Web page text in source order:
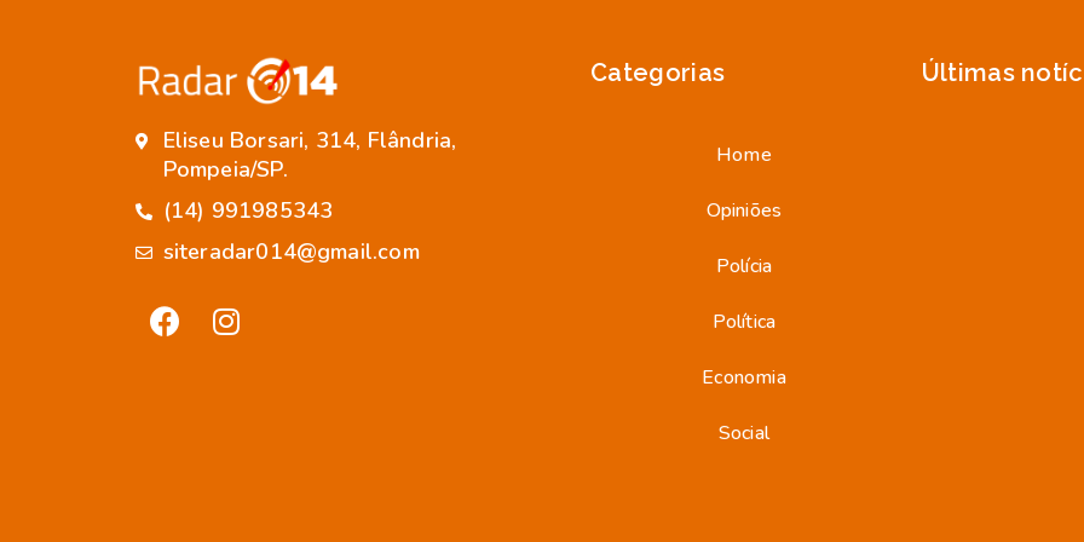
Eliseu Borsari, 314, Flândria,
Pompeia/SP.
(14) 991985343
siteradar014@gmail.com
Categorias
Home
Opiniões
Polícia
Política
Economia
Social
Últimas